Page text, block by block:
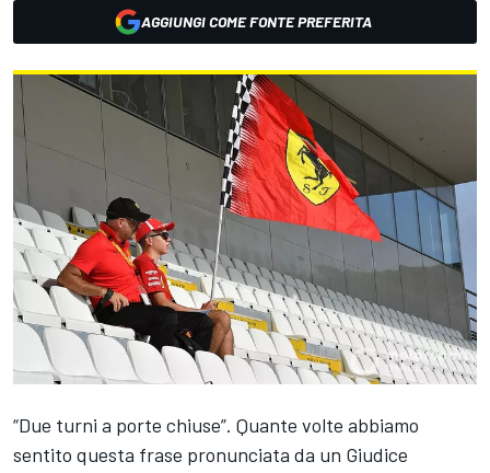
AGGIUNGI COME FONTE PREFERITA
“Due turni a porte chiuse”. Quante volte abbiamo
sentito questa frase pronunciata da un Giudice